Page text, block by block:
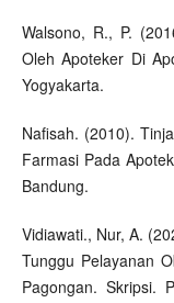
Walsono, R., P.
Oleh Apoteker Di
Yogyakarta.
Nafisah. (2010).
Farmasi Pada
Bandung.
Vidiawati., Nur, A.
Tunggu Pelayanan
Pagongan. Skripsi.